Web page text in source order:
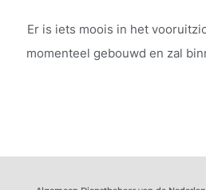
Er is iets moois in het
momenteel gebouwd en zal